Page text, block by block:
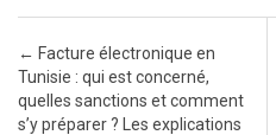
Post navigation
← Facture électronique en
Tunisie : qui est concerné,
quelles sanctions et comment
s’y préparer ? Les explications